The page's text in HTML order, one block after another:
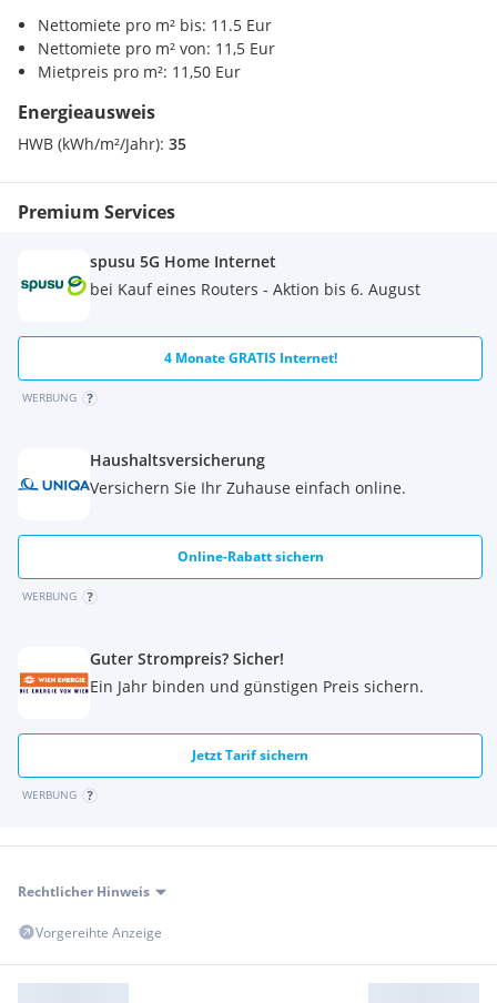
Nettomiete pro m² bis: 11.5 Eur
Nettomiete pro m² von: 11,5 Eur
Mietpreis pro m²: 11,50 Eur
Energieausweis
HWB (kWh/m²/Jahr): 35
Premium Services
spusu 5G Home Internet
bei Kauf eines Routers - Aktion bis 6. August
4 Monate GRATIS Internet!
WERBUNG
Haushaltsversicherung
Versichern Sie Ihr Zuhause einfach online.
Online-Rabatt sichern
WERBUNG
Guter Strompreis? Sicher!
Ein Jahr binden und günstigen Preis sichern.
Jetzt Tarif sichern
WERBUNG
Rechtlicher Hinweis
Vorgereihte Anzeige